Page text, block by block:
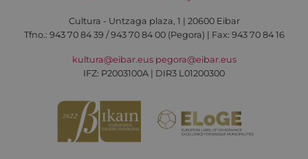
Cultura - Untzaga plaza, 1 | 20600 Eibar
Tfno.: 943 70 84 39 / 943 70 84 00 (Pegora) | Fax: 943 70 84 16
kultura@eibar.eus pegora@eibar.eus
IFZ: P2003100A | DIR3 L01200300